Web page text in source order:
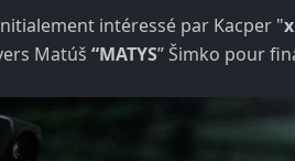
intéressé par Kacper "
Matúš “MATYS” Šimko pour